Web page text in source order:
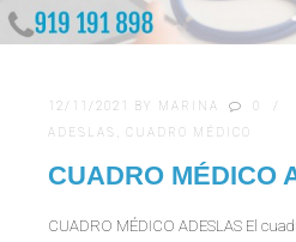
12/11/2021 BY MARINA
0
ADESLAS
CUADRO MÉDICO
CUADRO MÉDICO
CUADRO MÉDICO ADESLAS El